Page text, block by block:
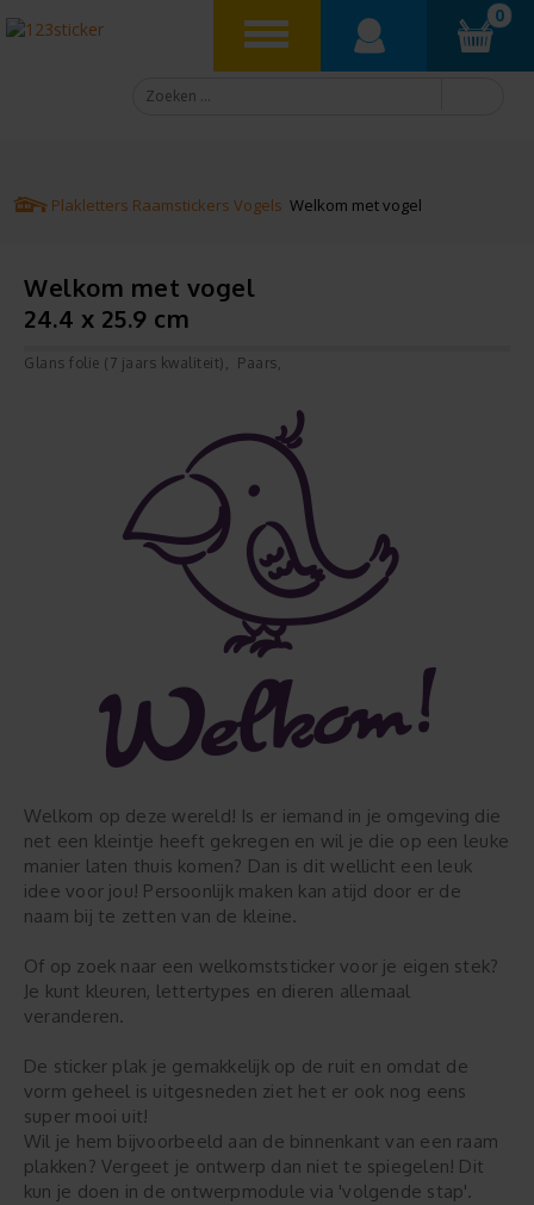
0
Plakletters Raamstickers Vogels Welkom met vogel
Welkom met vogel
24.4 x 25.9 cm
Glans folie (7 jaars kwaliteit) Paars
Welkom op deze wereld! Is er iemand in je omgeving die
net een kleintje heeft gekregen en wil je die op een leuke
manier laten thuis komen? Dan is dit wellicht een leuk
idee voor jou! Persoonlijk maken kan atijd door er de
naam bij te zetten van de kleine.
Of op zoek naar een welkomststicker voor je eigen stek?
Je kunt kleuren, lettertypes en dieren allemaal
veranderen.
De sticker plak je gemakkelijk op de ruit en omdat de
vorm geheel is uitgesneden ziet het er ook nog eens
super mooi uit!
Wil je hem bijvoorbeeld aan de binnenkant van een raam
plakken? Vergeet je ontwerp dan niet te spiegelen! Dit
kun je doen in de ontwerpmodule via 'volgende stap'.